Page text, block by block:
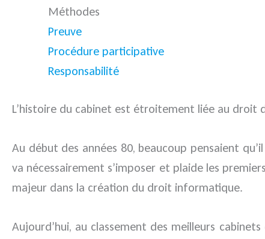
Méthodes
Preuve
Procédure participative
Responsabilité
L’histoire du cabinet est étroitement liée au droit
Au début des années 80, beaucoup pensaient
va nécessairement s’imposer et plaide les
majeur dans la création du droit informatique.
Aujourd’hui, au classement des meilleurs